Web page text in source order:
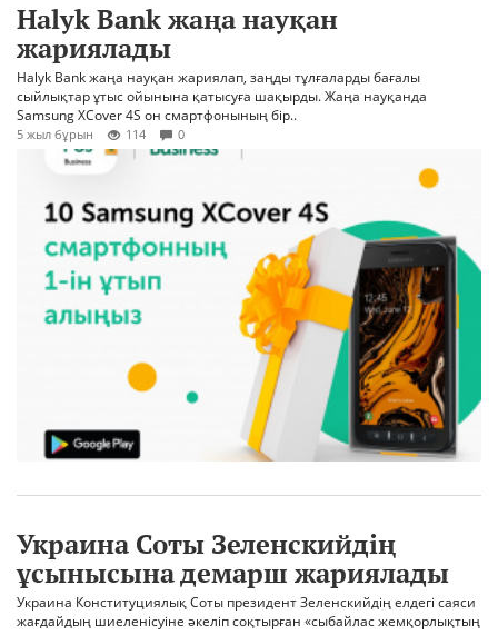
Halyk Bank жаңа науқан
жариялады
Halyk Bank жаңа науқан жариялап, заңды тұлғаларды бағалы
сыйлықтар ұтыс ойынына қатысуға шақырды. Жаңа науқанда
Samsung XCover 4S он смартфонының бір..
5 жыл бұрын 114 0
Украина Соты Зеленскийдің
ұсынысына демарш жариялады
Украина Конституциялық Соты президент Зеленскийдің елдегі саяси
жағдайдың шиеленісуіне әкеліп соқтырған «сыбайлас жемқорлықтың